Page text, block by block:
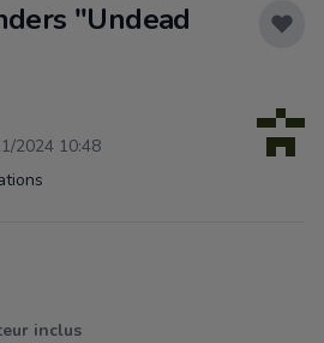
"Undead
2024 10:48
inclus